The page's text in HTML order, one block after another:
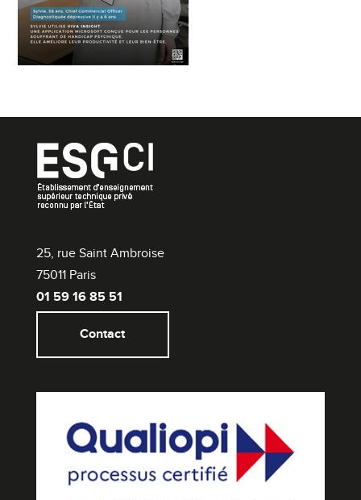
25, rue Saint Ambroise
75011 Paris
01 59 16 85 51
Contact